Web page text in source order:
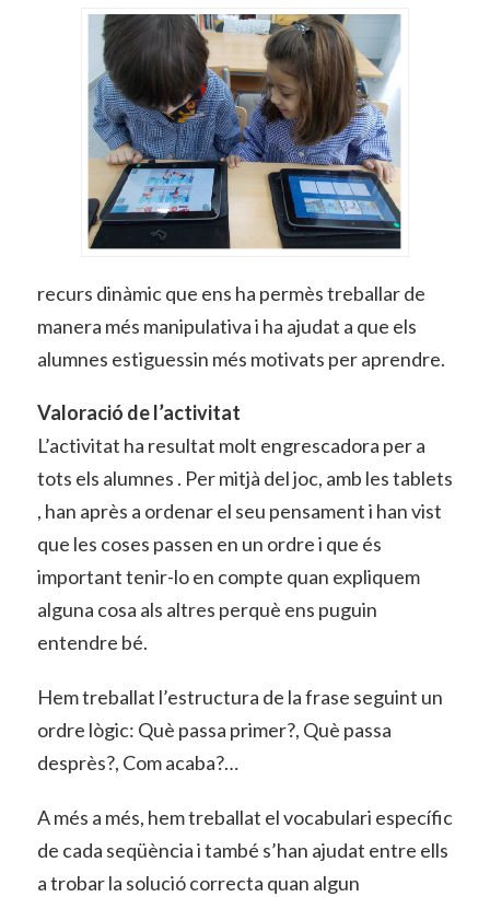
recurs dinàmic que ens ha permès treballar de
manera més manipulativa i ha ajudat a que els
alumnes estiguessin més motivats per aprendre.
Valoració de l’activitat
L’activitat ha resultat molt engrescadora per a
tots els alumnes . Per mitjà del joc, amb les tablets
, han après a ordenar el seu pensament i han vist
que les coses passen en un ordre i que és
important tenir-lo en compte quan expliquem
alguna cosa als altres perquè ens puguin
entendre bé.
Hem treballat l’estructura de la frase seguint un
ordre lògic: Què passa primer?, Què passa
desprès?, Com acaba?…
A més a més, hem treballat el vocabulari específic
de cada seqüència i també s’han ajudat entre ells
a trobar la solució correcta quan algun